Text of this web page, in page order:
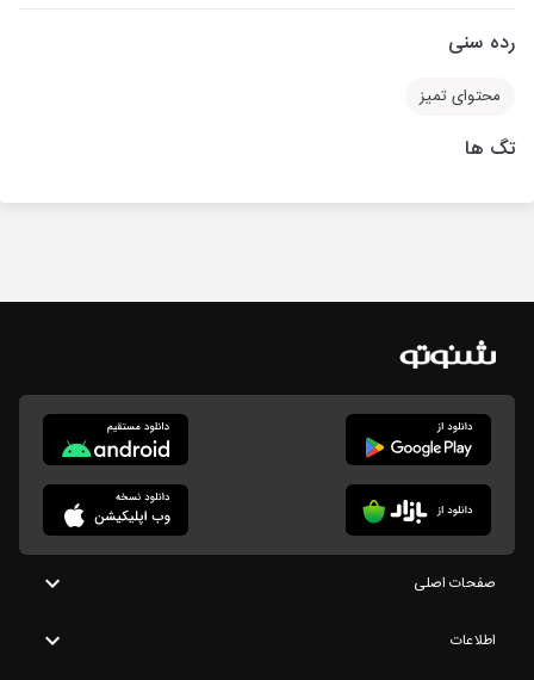
رده سنی
محتوای تمیز
تگ ها
صفحات اصلی
اطلاعات